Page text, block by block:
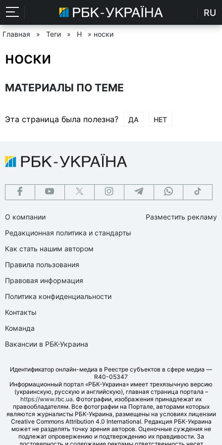
RU
Главная » Теги » Н » носки
носки
МАТЕРИАЛЫ ПО ТЕМЕ
Эта страница была полезна? ДА НЕТ
О компании
Редакционная политика и стандарты
Как стать нашим автором
Правила пользования
Правовая информация
Политика конфиденциальности
Контакты
Команда
Вакансии в РБК-Украина
Разместить рекламу
Идентификатор онлайн-медиа в Реестре субъектов в сфере медиа —
R40-05347
Информационный портал «РБК-Украина» имеет трехязычную версию
(украинскую, русскую и английскую), главная страница портала –
https://www.rbc.ua. Фотографии, изображения принадлежат их
правообладателям. Все фотографии на Портале, авторами которых
являются журналисты РБК-Украина, размещены на условиях лицензии
Creative Commons Attribution 4.0 International. Редакция РБК-Украина
может не разделять точку зрения авторов. Оценочные суждения не
подлежат опровержению и подтверждению их правдивости. За